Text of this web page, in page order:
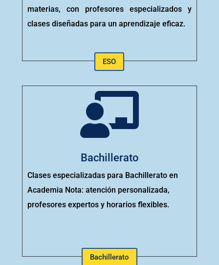
materias, con profesores especializados y
clases diseñadas para un aprendizaje eficaz.
ESO

Bachillerato
Clases especializadas para Bachillerato en
Academia Nota: atención personalizada,
profesores expertos y horarios flexibles.
Bachillerato